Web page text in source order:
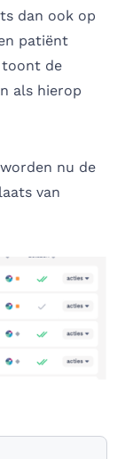
dan ook op
patiënt
toont de
als hierop
nu de
van